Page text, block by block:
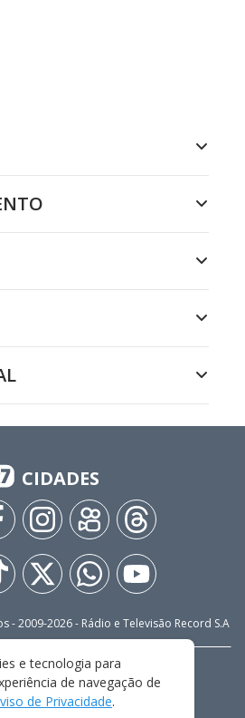
CIDADES
- 2009-2026- Rádio e Televisão Record S.A
CONOSCO
PRIVACIDADE
E CONDIÇÕES DE USO
e tecnologia para
de navegação de
de Privacidade.